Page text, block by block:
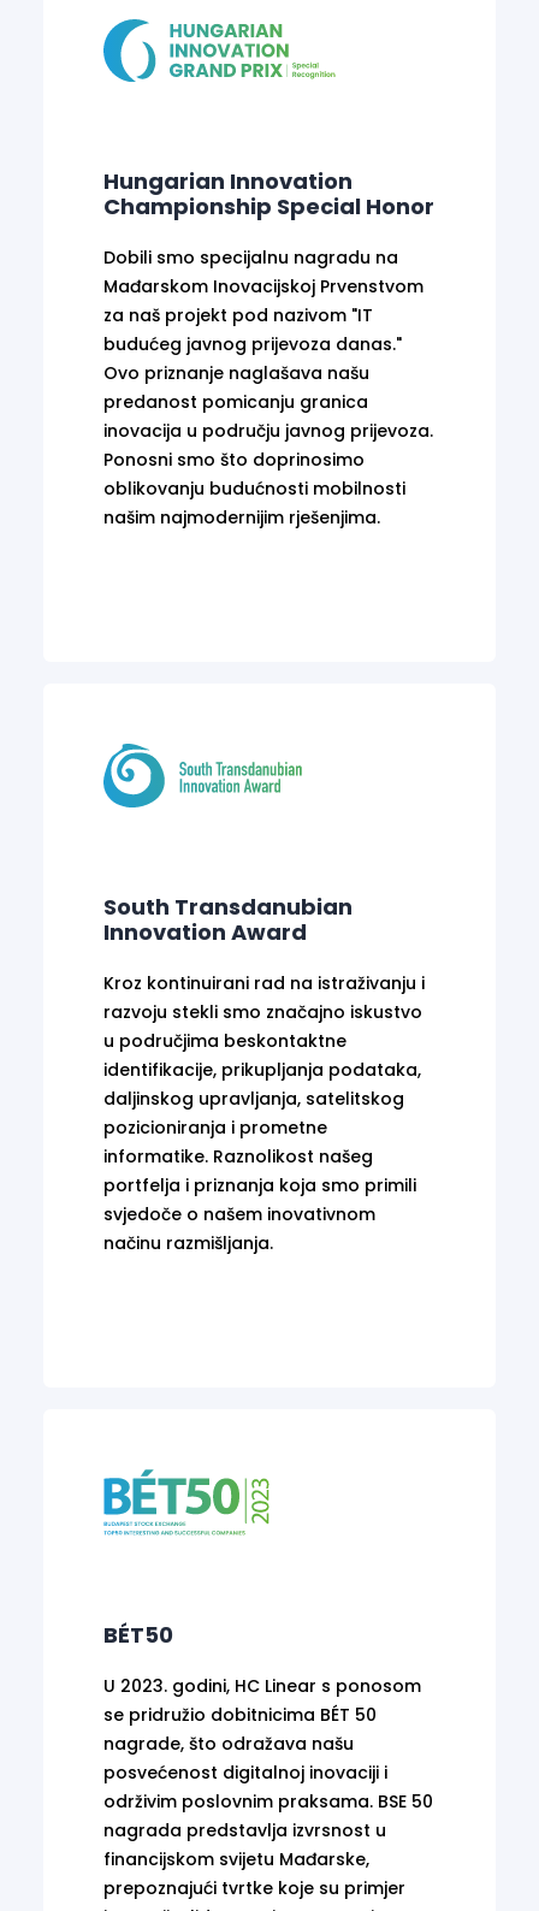
Hungarian Innovation
Championship Special Honor
Dobili smo specijalnu nagradu na
Mađarskom Inovacijskoj Prvenstvom
za naš projekt pod nazivom "IT
budućeg javnog prijevoza danas."
Ovo priznanje naglašava našu
predanost pomicanju granica
inovacija u području javnog prijevoza.
Ponosni smo što doprinosimo
oblikovanju budućnosti mobilnosti
našim najmodernijim rješenjima.
South Transdanubian
Innovation Award
Kroz kontinuirani rad na istraživanju i
razvoju stekli smo značajno iskustvo
u područjima beskontaktne
identifikacije, prikupljanja podataka,
daljinskog upravljanja, satelitskog
pozicioniranja i prometne
informatike. Raznolikost našeg
portfelja i priznanja koja smo primili
svjedoče o našem inovativnom
načinu razmišljanja.
BÉT50
U 2023. godini, HC Linear s ponosom
se pridružio dobitnicima BÉT 50
nagrade, što odražava našu
posvećenost digitalnoj inovaciji i
održivim poslovnim praksama. BSE 50
nagrada predstavlja izvrsnost u
financijskom svijetu Mađarske,
prepoznajući tvrtke koje su primjer